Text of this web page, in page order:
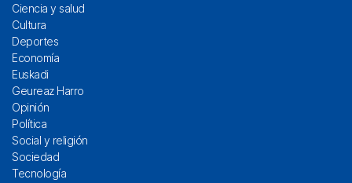
Ciencia y salud
Cultura
Deportes
Economía
Euskadi
Geureaz Harro
Opinión
Política
Social y religión
Sociedad
Tecnología